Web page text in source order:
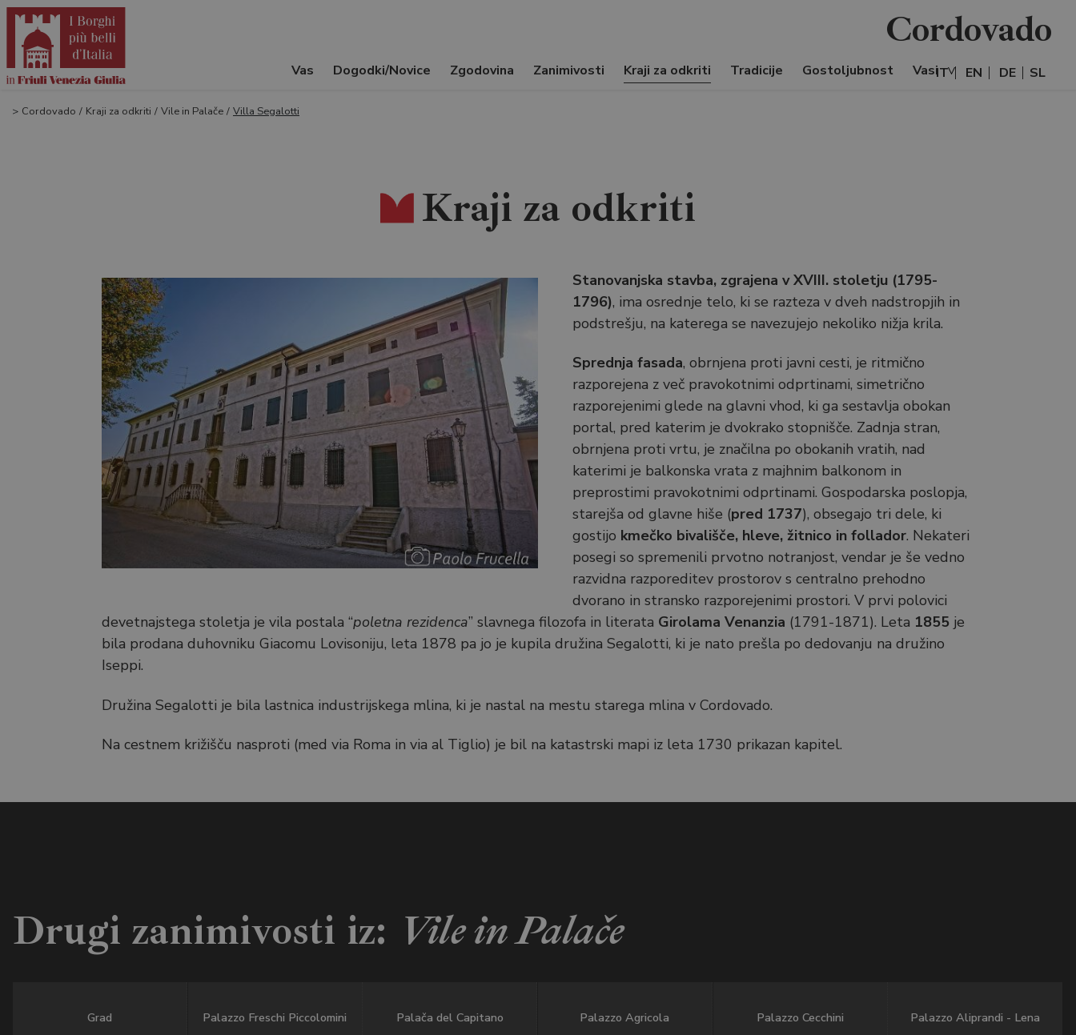
IT EN DE SL
Vas Dogodki/Novice Zgodovina Zanimivosti Kraji za odkriti Tradicije Gostoljubnost Vasi
Cordovado
> Cordovado / Kraji za odkriti / Vile in Palače / Villa Segalotti
Kraji za odkriti
Stanovanjska stavba, zgrajena v XVIII. stoletju (1795-
1796), ima osrednje telo, ki se razteza v dveh nadstropjih in
podstrešju, na katerega se navezujejo nekoliko nižja krila.
Sprednja fasada, obrnjena proti javni cesti, je ritmično
razporejena z več pravokotnimi odprtinami, simetrično
razporejenimi glede na glavni vhod, ki ga sestavlja obokan
portal, pred katerim je dvokrako stopnišče. Zadnja stran,
obrnjena proti vrtu, je značilna po obokanih vratih, nad
katerimi je balkonska vrata z majhnim balkonom in
preprostimi pravokotnimi odprtinami. Gospodarska poslopja,
starejša od glavne hiše (pred 1737), obsegajo tri dele, ki
gostijo kmečko bivališče, hleve, žitnico in follador. Nekateri
posegi so spremenili prvotno notranjost, vendar je še vedno
razvidna razporeditev prostorov s centralno prehodno
dvorano in stransko razporejenimi prostori. V prvi polovici
devetnajstega stoletja je vila postala “poletna rezidenca” slavnega filozofa in literata Girolama Venanzia (1791-1871). Leta 1855 je
bila prodana duhovniku Giacomu Lovisoniju, leta 1878 pa jo je kupila družina Segalotti, ki je nato prešla po dedovanju na družino
Iseppi.
Družina Segalotti je bila lastnica industrijskega mlina, ki je nastal na mestu starega mlina v Cordovado.
Na cestnem križišču nasproti (med via Roma in via al Tiglio) je bil na katastrski mapi iz leta 1730 prikazan kapitel.
Drugi zanimivosti iz: Vile in Palače
Grad Palazzo Freschi Piccolomini Palača del Capitano Palazzo Agricola Palazzo Cecchini Palazzo Aliprandi - Lena